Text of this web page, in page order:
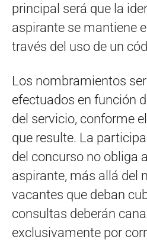
principal será que la
aspirante se mantiene
través del uso de un
Los nombramientos
efectuados en función
del servicio, conforme
que resulte. La
del concurso no obliga
aspirante, más allá del
vacantes que deban
consultas deberán
exclusivamente por